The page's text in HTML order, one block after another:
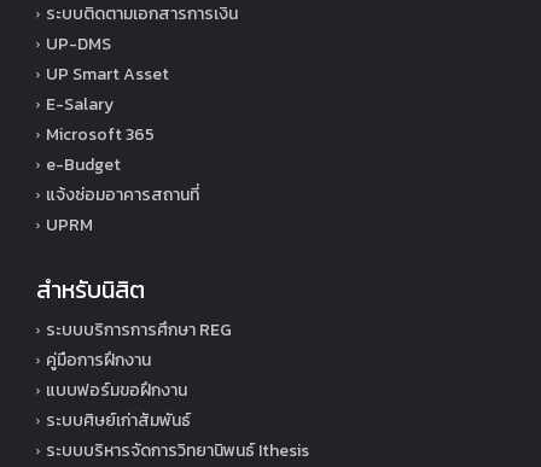
ระบบติดตามเอกสารการเงิน
UP-DMS
UP Smart Asset
E-Salary
Microsoft 365
e-Budget
แจ้งซ่อมอาคารสถานที่
UPRM
สำหรับนิสิต
ระบบบริการการศึกษา REG
คู่มือการฝึกงาน
แบบฟอร์มขอฝึกงาน
ระบบศิษย์เก่าสัมพันธ์
ระบบบริหารจัดการวิทยานิพนธ์ Ithesis